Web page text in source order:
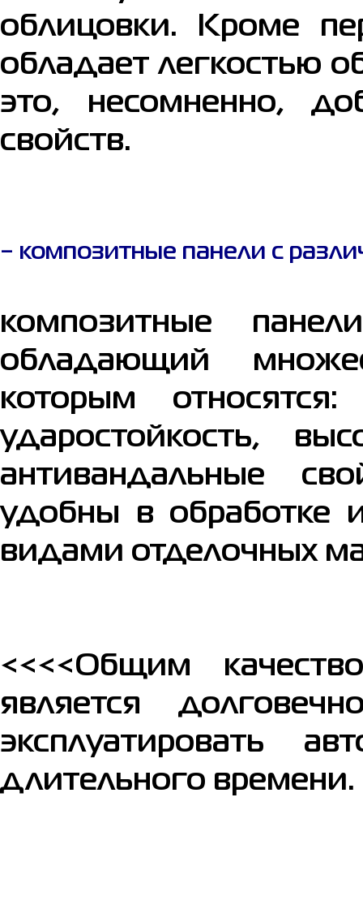
облицовки. Кроме
обладает легкостью
это, несомненно,
свойств.
− композитные панели с
композитные
обладающий
которым относятся:
ударостойкость,
антивандальные
удобны в обработке
видами отделочных
<<<<Общим
является
эксплуатировать
длительного времени.